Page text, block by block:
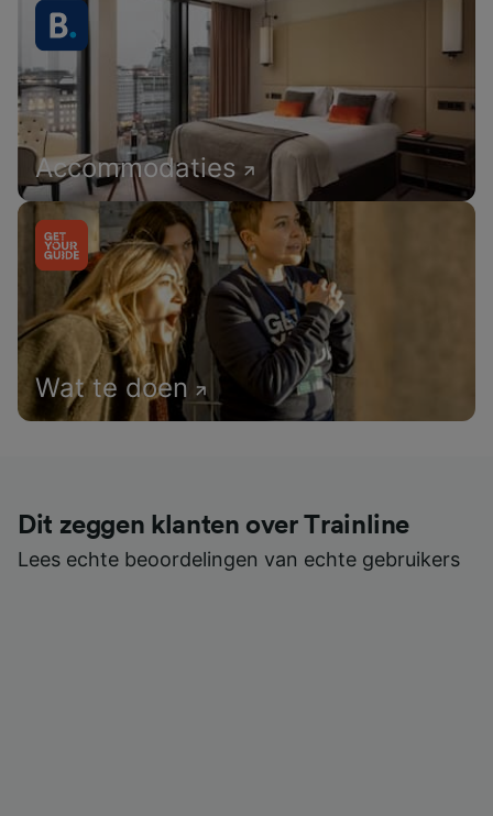
Accommodaties
Wat te doen
Dit zeggen klanten over Trainline
Lees echte beoordelingen van echte gebruikers